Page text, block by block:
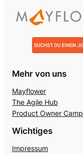
Mehr von uns
Mayflower
The Agile Hub
Product Owner Camp
Wichtiges
Impressum